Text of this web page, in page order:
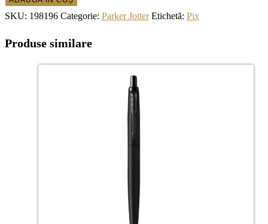
SKU: 198196 Categorie: Parker Jotter Etichetă: Pix
Produse similare